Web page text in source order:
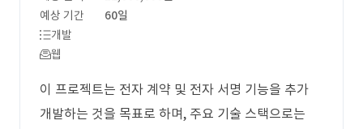
예상 기간
60일
개발
웹
이 프로젝트는 전자 계약 및 전자 서명 기능을 추가
개발하는 것을 목표로 하며, 주요 기술 스택으로는